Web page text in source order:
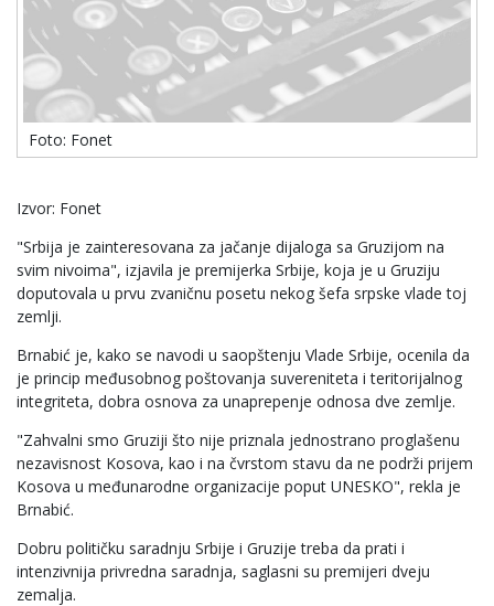
Foto: Fonet
Izvor: Fonet
"Srbija je zainteresovana za jačanje dijaloga sa Gruzijom na
svim nivoima", izjavila je premijerka Srbije, koja je u Gruziju
doputovala u prvu zvaničnu posetu nekog šefa srpske vlade toj
zemlji.
Brnabić je, kako se navodi u saopštenju Vlade Srbije, ocenila da
je princip međusobnog poštovanja suvereniteta i teritorijalnog
integriteta, dobra osnova za unapreрenje odnosa dve zemlje.
"Zahvalni smo Gruziji što nije priznala jednostrano proglašenu
nezavisnost Kosova, kao i na čvrstom stavu da ne podrži prijem
Kosova u međunarodne organizacije poput UNESKO", rekla je
Brnabić.
Dobru političku saradnju Srbije i Gruzije treba da prati i
intenzivnija privredna saradnja, saglasni su premijeri dveju
zemalja.